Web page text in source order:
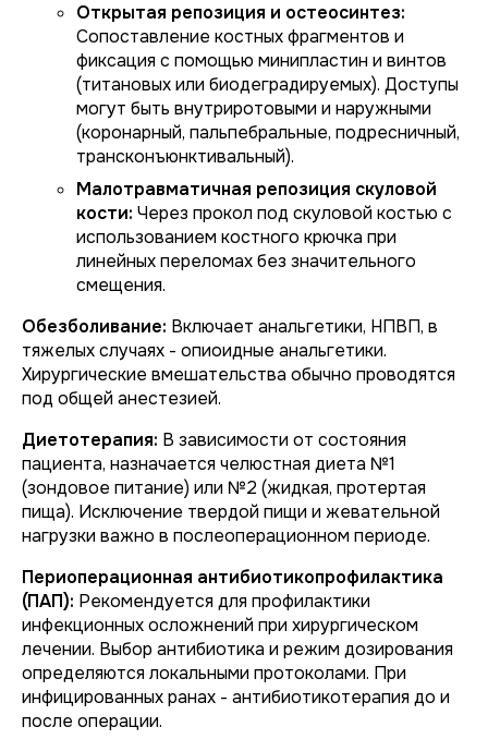
Открытая репозиция и остеосинтез:
Сопоставление костных фрагментов и
фиксация с помощью минипластин и винтов
(титановых или биодеградируемых). Доступы
могут быть внутриротовыми и наружными
(коронарный, пальпебральные, подресничный,
трансконъюнктивальный).
Малотравматичная репозиция скуловой
кости: Через прокол под скуловой костью с
использованием костного крючка при
линейных переломах без значительного
смещения.
Обезболивание: Включает анальгетики, НПВП, в
тяжелых случаях - опиоидные анальгетики.
Хирургические вмешательства обычно проводятся
под общей анестезией.
Диетотерапия: В зависимости от состояния
пациента, назначается челюстная диета №1
(зондовое питание) или №2 (жидкая, протертая
пища). Исключение твердой пищи и жевательной
нагрузки важно в послеоперационном периоде.
Периоперационная антибиотикопрофилактика
(ПАП): Рекомендуется для профилактики
инфекционных осложнений при хирургическом
лечении. Выбор антибиотика и режим дозирования
определяются локальными протоколами. При
инфицированных ранах - антибиотикотерапия до и
после операции.